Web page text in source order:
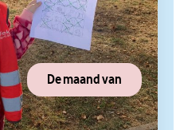
De maand van